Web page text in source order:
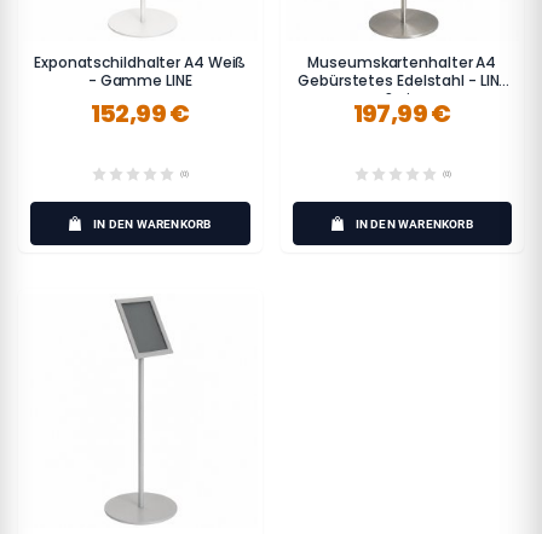
Exponatschildhalter A4 Weiß
- Gamme LINE
152,99 €
(0)
IN DEN WARENKORB
Museumskartenhalter A4
Gebürstetes Edelstahl - LINE
Serie
197,99 €
(0)
IN DEN WARENKORB